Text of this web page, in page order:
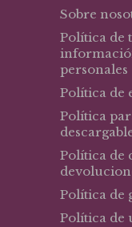
Sobre
Política de
personales
Política de
Política
Política de
Política de
Política de